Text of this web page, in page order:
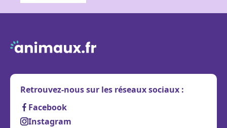
Retrouvez-nous sur les réseaux sociaux :
Facebook
Instagram